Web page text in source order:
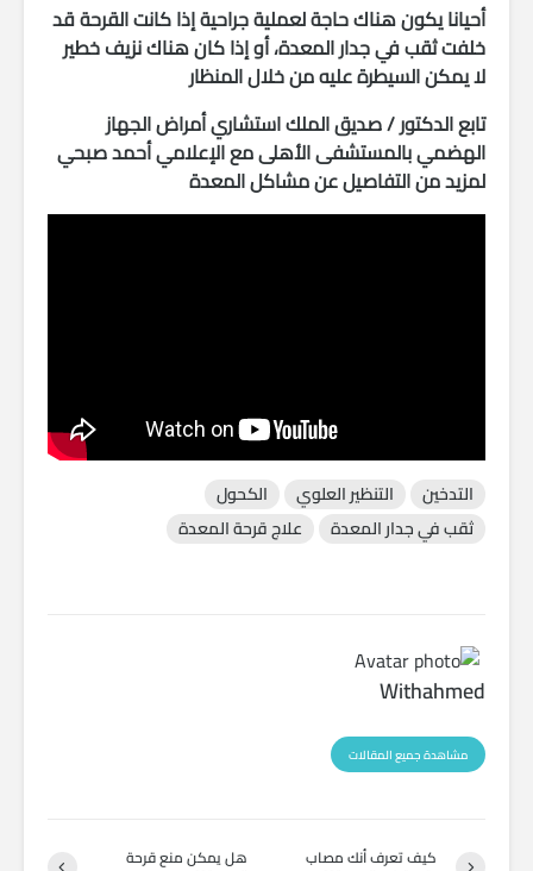
أحيانا يكون هناك حاجة لعملية جراحية إذا كانت القرحة قد
خلفت ثقب في جدار المعدة، أو إذا كان هناك نزيف خطير
لا يمكن السيطرة عليه من خلال المنظار
تابع الدكتور / صديق الملك استشاري أمراض الجهاز
الهضمي بالمستشفى الأهلى مع الإعلامي أحمد صبحي
لمزيد من التفاصيل عن مشاكل المعدة
التدخين التنظير العلوي
الكحول
ثقب في جدار المعدة
علاج قرحة المعدة
Withahmed
مشاهدة جميع المقالات
هل يمكن منع قرحة كيف تعرف أنك مصاب